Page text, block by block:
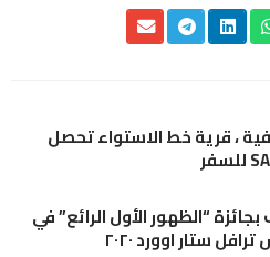
، قرية خط الاستواء تحصل
“الظهور الأول الرائع” في
ستار اوورد ٢٠٢٠